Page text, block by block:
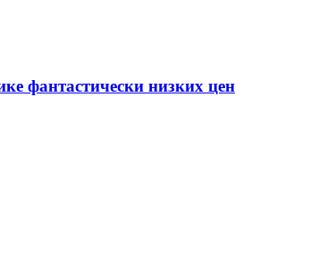
фантастически низких цен